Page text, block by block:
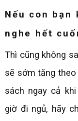
Nếu con bạn
nghe hết
Thì cũng không
sẽ sớm tăng
sách ngay cả
giờ đi ngủ, hãy